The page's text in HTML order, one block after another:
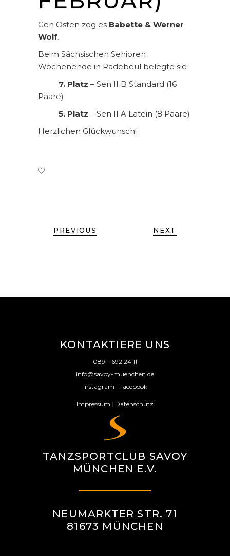
Gen Osten zog es Babette & Werner
Wolf.
Beim Sächsischen Senioren
Wochenende in Radebeul belegte sie
7. Platz – Sen II B Standard (16
Paare)
5. Platz – Sen II A Latein (8 Paare)
Herzlichen Glückwunsch!
PREVIOUS NEXT
KONTAKTIERE UNS
089 – 692 24 11
info@savoy-muenchen.de
Instagram | Facebook
Impressum | Datenschutz
TANZSPORTCLUB SAVOY
MÜNCHEN E.V.
NEUMARKTER STR. 71
81673 MÜNCHEN